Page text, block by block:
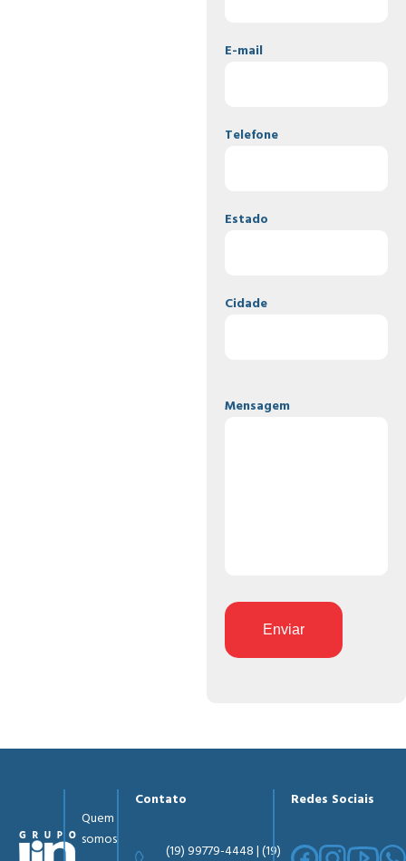
E-mail
Telefone
Estado
Cidade
Mensagem
Enviar
Quem
somos
Contato
(19) 99779-4448 | (19)
Redes Sociais